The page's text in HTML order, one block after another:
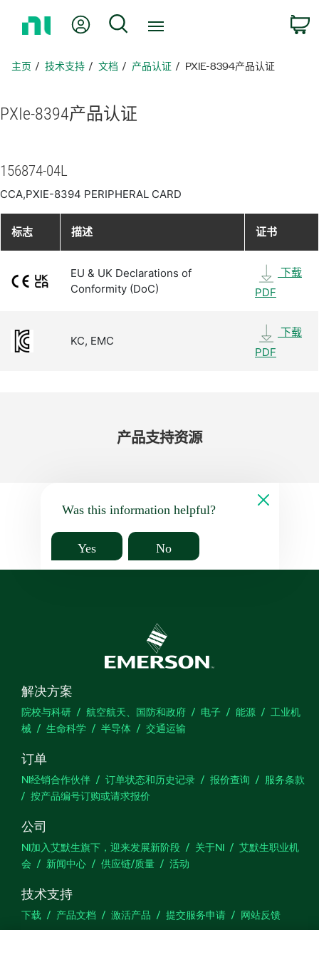
页
我的账户 搜索
主页 技术支持 文档 产品认证 PXIE-8394产品认证
PXIe-8394产品认证
156874-04L
CCA,PXIE-8394 PERIPHERAL CARD
标志 描述 证书
EU & UK Declarations of
Conformity (DoC)
下载
PDF
KC, EMC
下载
PDF
产品​支持​资源
Was this information helpful?
Yes No
解决方案
院校与科研 航空航天、国防和政府 电子 能源
工业机
械
生命科学 半导体 交通运输
订单
NI经销合作伙伴 订单状态和历史记录 报价查询
服务条款
按产品编号订购或请求报价
公司
NI加入艾默生旗下，迎来发展新阶段 关于NI
艾默生职业机
会
新闻中心 供应链/质量 活动
技术支持
下载 产品文档 激活产品 提交服务申请 网站反馈